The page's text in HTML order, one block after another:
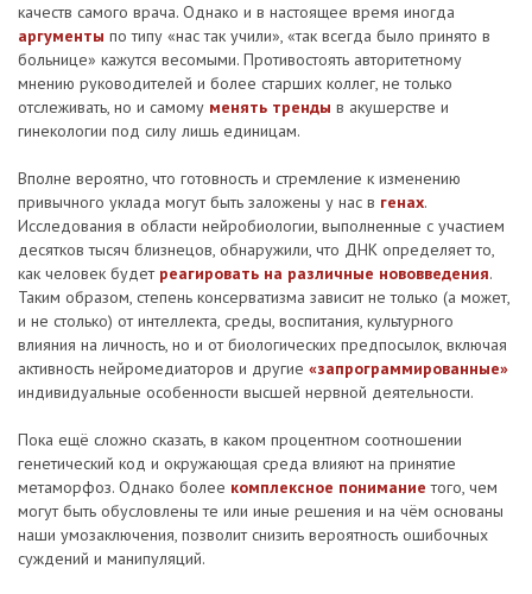
качеств самого врача. Однако и в настоящее время иногда
аргументы по типу «нас так учили», «так всегда было принято в
больнице» кажутся весомыми. Противостоять авторитетному
мнению руководителей и более старших коллег, не только
отслеживать, но и самому менять тренды в акушерстве и
гинекологии под силу лишь единицам.
Вполне вероятно, что готовность и стремление к изменению
привычного уклада могут быть заложены у нас в генах.
Исследования в области нейробиологии, выполненные с участием
десятков тысяч близнецов, обнаружили, что ДНК определяет то,
как человек будет реагировать на различные нововведения.
Таким образом, степень консерватизма зависит не только (а может,
и не столько) от интеллекта, среды, воспитания, культурного
влияния на личность, но и от биологических предпосылок, включая
активность нейромедиаторов и другие «запрограммированные»
индивидуальные особенности высшей нервной деятельности.
Пока ещё сложно сказать, в каком процентном соотношении
генетический код и окружающая среда влияют на принятие
метаморфоз. Однако более комплексное понимание того, чем
могут быть обусловлены те или иные решения и на чём основаны
наши умозаключения, позволит снизить вероятность ошибочных
суждений и манипуляций.